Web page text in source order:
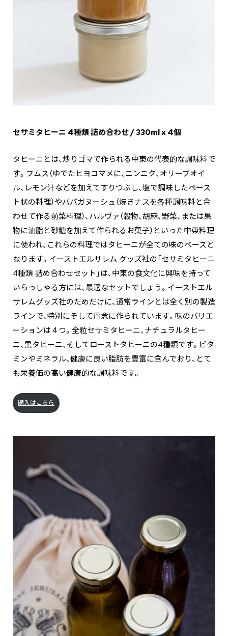
セサミタヒーニ 4種類 詰め合わせ / 330ml x 4個
タヒーニとは、炒りゴマで作られる中東の代表的な調味料で
す。フムス（ゆでたヒヨコマメに、ニンニク、オリーブオイ
ル、レモン汁などを加えてすりつぶし、塩で調味したペース
ト状の料理）やババガヌーシュ（焼きナスを各種調味料と合
わせて作る前菜料理）、ハルヴァ（穀物、胡麻、野菜、または果
物に油脂と砂糖を加えて作られるお菓子）といった中東料理
に使われ、これらの料理ではタヒーニが全ての味のベースと
なります。イーストエルサレム グッズ社の「セサミタヒーニ
4種類 詰め合わせセット」は、中東の食文化に興味を持って
いらっしゃる方には、最適なセットでしょう。イーストエル
サレムグッズ社のためだけに、通常ラインとは全く別の製造
ラインで、特別にそして丹念に作られています。味のバリエ
ーションは４つ。全粒セサミタヒーニ、ナチュラルタヒー
ニ、黒タヒーニ、そしてローストタヒーニの4種類です。ビタ
ミンやミネラル、健康に良い脂肪を豊富に含んでおり、とて
も栄養価の高い健康的な調味料です。
購入はこちら